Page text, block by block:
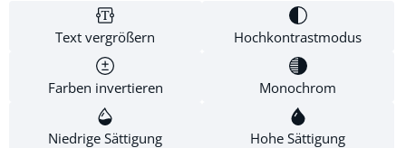
Shop Service
Informationen
Newsletter
Text vergrößern Hochkontrastmodus
Farben invertieren Monochrom
Niedrige Sättigung Hohe Sättigung